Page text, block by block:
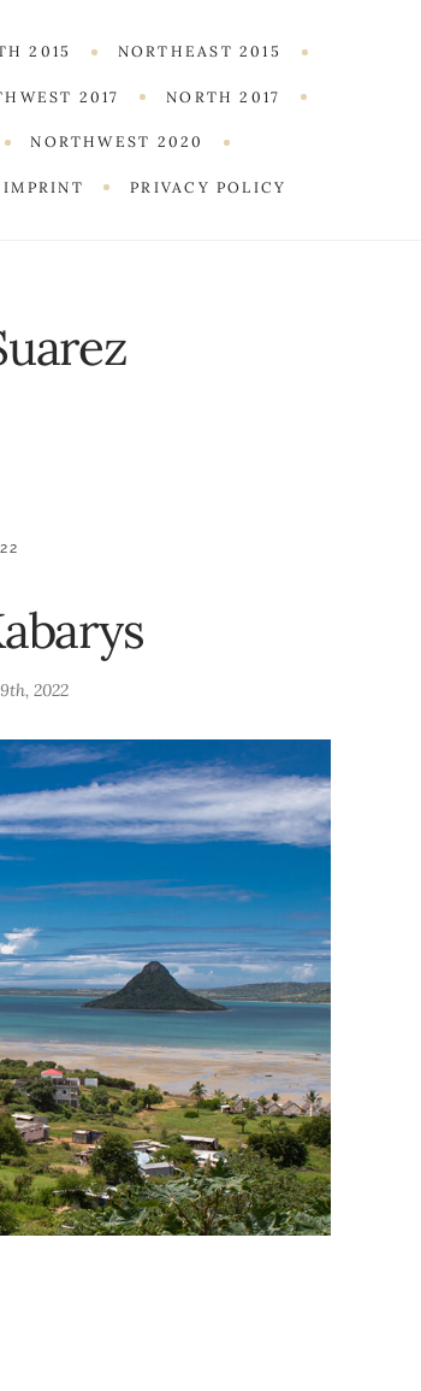
2015 NORTHEAST 2015
2017 NORTH 2017
NORTHWEST 2020
IMPRINT PRIVACY POLICY
2022